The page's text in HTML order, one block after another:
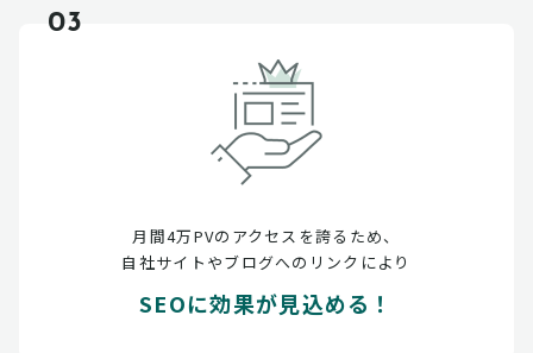
03
月間4万PVのアクセスを誇るため、
自社サイトやブログへのリンクにより
SEOに効果が見込める！